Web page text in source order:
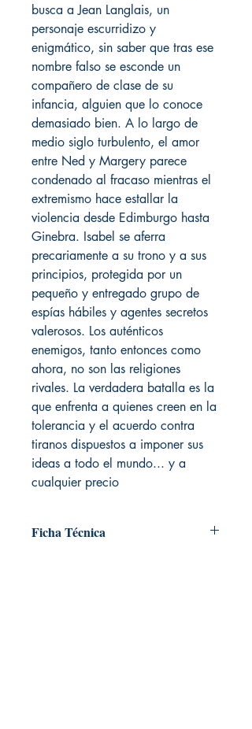
busca a Jean Langlais, un
personaje escurridizo y
enigmático, sin saber que tras ese
nombre falso se esconde un
compañero de clase de su
infancia, alguien que lo conoce
demasiado bien. A lo largo de
medio siglo turbulento, el amor
entre Ned y Margery parece
condenado al fracaso mientras el
extremismo hace estallar la
violencia desde Edimburgo hasta
Ginebra. Isabel se aferra
precariamente a su trono y a sus
principios, protegida por un
pequeño y entregado grupo de
espías hábiles y agentes secretos
valerosos. Los auténticos
enemigos, tanto entonces como
ahora, no son las religiones
rivales. La verdadera batalla es la
que enfrenta a quienes creen en la
tolerancia y el acuerdo contra
tiranos dispuestos a imponer sus
ideas a todo el mundo... y a
cualquier precio
Ficha Técnica